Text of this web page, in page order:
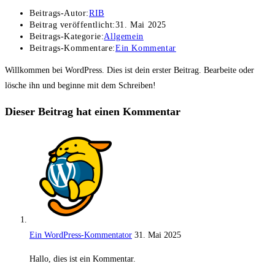
Beitrags-Autor:RIB
Beitrag veröffentlicht:31. Mai 2025
Beitrags-Kategorie:Allgemein
Beitrags-Kommentare:Ein Kommentar
Willkommen bei WordPress. Dies ist dein erster Beitrag. Bearbeite oder
lösche ihn und beginne mit dem Schreiben!
Dieser Beitrag hat einen Kommentar
Ein WordPress-Kommentator 31. Mai 2025
Hallo, dies ist ein Kommentar.